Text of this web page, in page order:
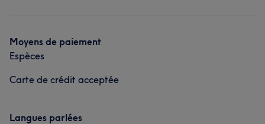
Moyens de paiement
Espèces
Carte de crédit acceptée
Langues parlées